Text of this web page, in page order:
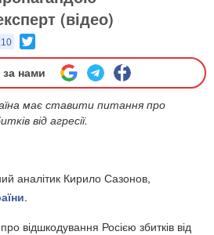
(відео)
за нами
має ставити питання про
від агресії.
аналітик Кирило Сазонов,
.
відшкодування Росією збитків від